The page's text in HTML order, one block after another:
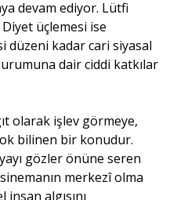
devam ediyor. Lütfi
Diyet üçlemesi ise
düzeni kadar cari siyasal
dair ciddi katkılar
olarak işlev görmeye,
bilinen bir konudur.
gözler önüne seren
merkezî olma
algısını